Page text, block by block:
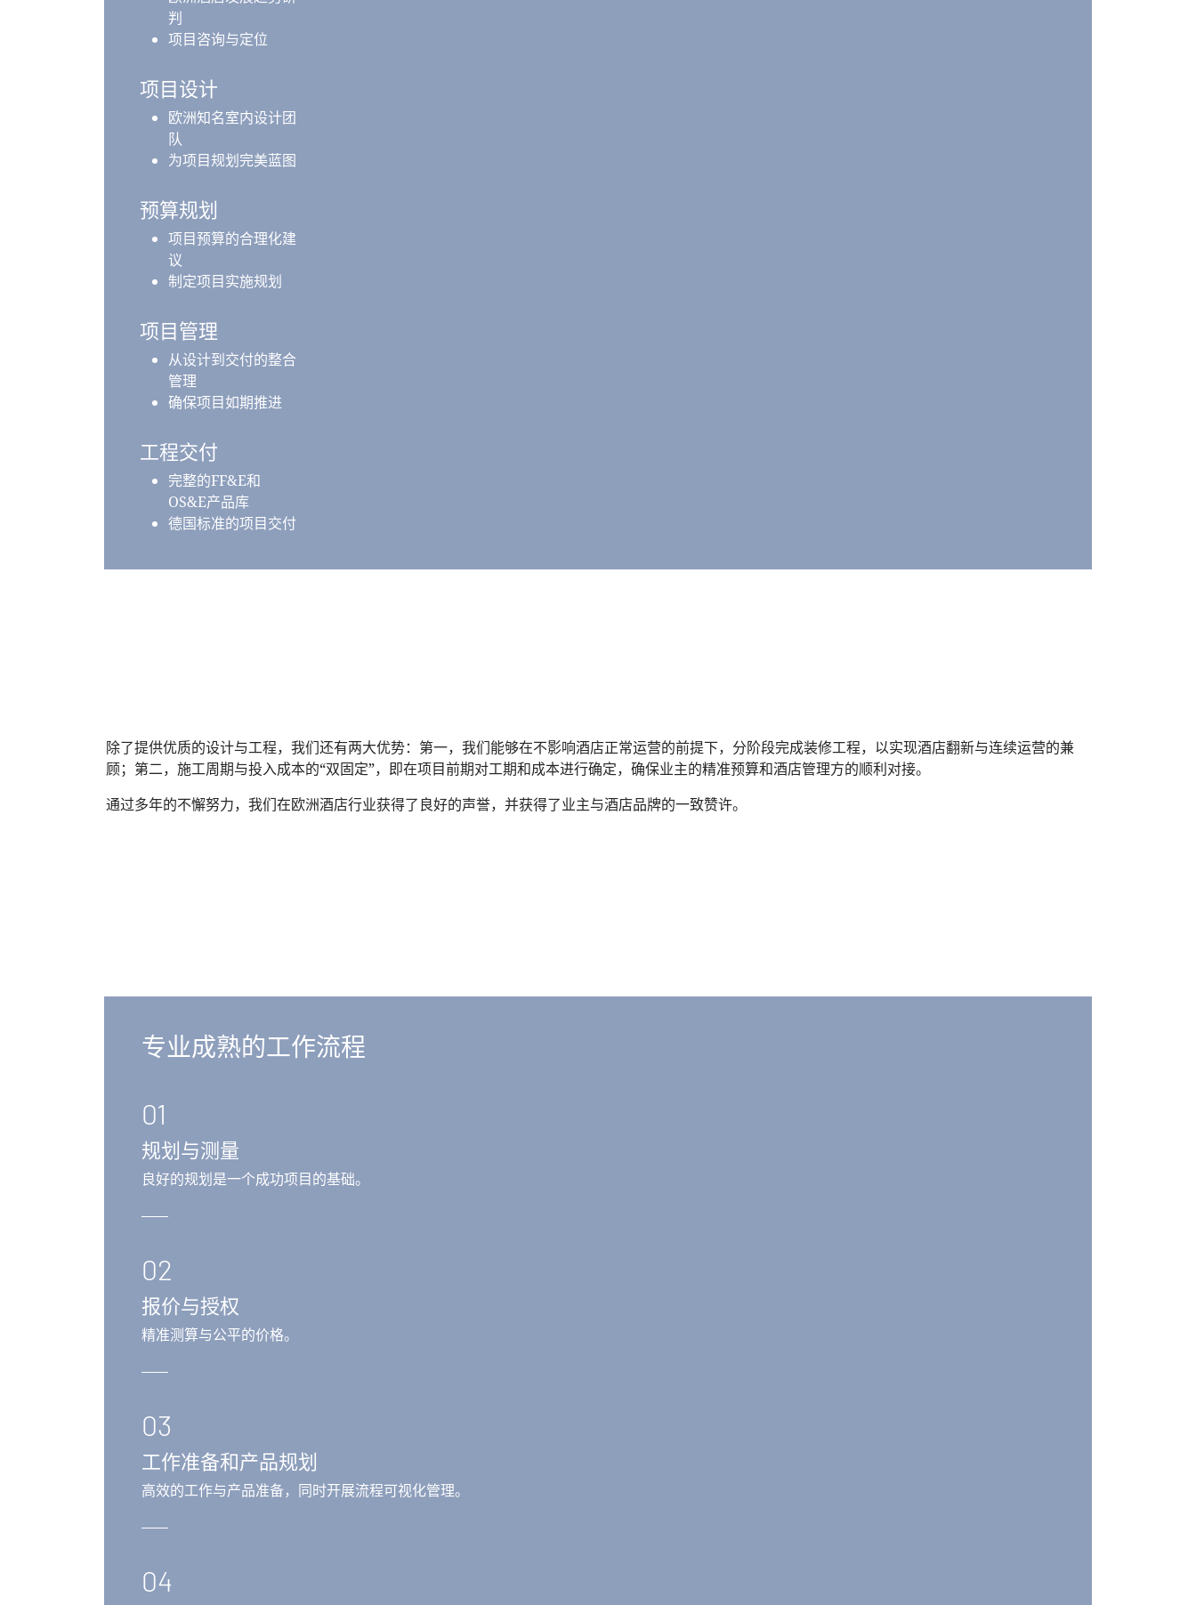
判
项目咨询与定位
项目设计
欧洲知名室内设计团
队
为项目规划完美蓝图
预算规划
项目预算的合理化建
议
制定项目实施规划
项目管理
从设计到交付的整合
管理
确保项目如期推进
工程交付
完整的FF&E和
OS&E产品库
德国标准的项目交付
除了提供优质的设计与工程，我们还有两大优势：第一，我们能够在不影响酒店正常运营的前提下，分阶段完成装修工程，以实现酒店翻新与连续运营的兼
顾；第二，施工周期与投入成本的“双固定”，即在项目前期对工期和成本进行确定，确保业主的精准预算和酒店管理方的顺利对接。
通过多年的不懈努力，我们在欧洲酒店行业获得了良好的声誉，并获得了业主与酒店品牌的一致赞许。
专业成熟的工作流程
01
规划与测量
良好的规划是一个成功项目的基础。
02
报价与授权
精准测算与公平的价格。
03
工作准备和产品规划
高效的工作与产品准备，同时开展流程可视化管理。
04